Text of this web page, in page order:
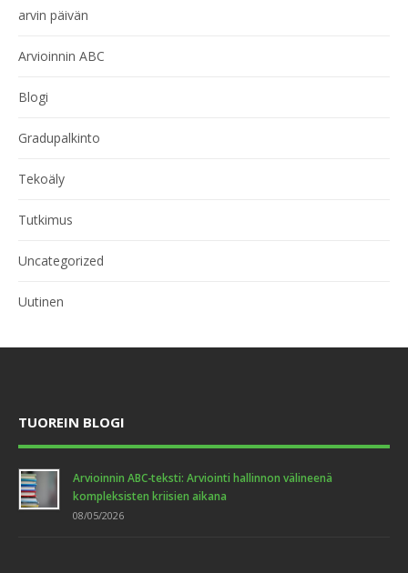
arvin päivän
Arvioinnin ABC
Blogi
Gradupalkinto
Tekoäly
Tutkimus
Uncategorized
Uutinen
TUOREIN BLOGI
Arvioinnin ABC-teksti: Arviointi hallinnon välineenä
kompleksisten kriisien aikana
08/05/2026